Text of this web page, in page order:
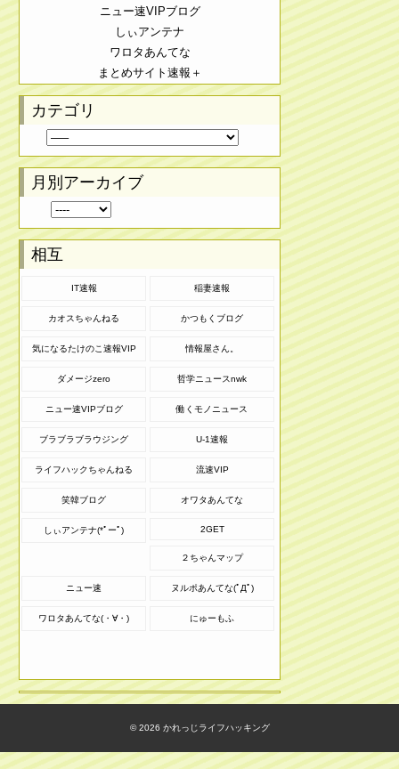
ニュー速VIPブログ
しぃアンテナ
ワロタあんてな
まとめサイト速報＋
カテゴリ
月別アーカイブ
相互
IT速報 稲妻速報
カオスちゃんねる かつもくブログ
気になるたけのこ速報VIP 情報屋さん。
ダメージzero 哲学ニュースnwk
ニュー速VIPブログ 働くモノニュース
ブラブラブラウジング U-1速報
ライフハックちゃんねる 流速VIP
笑韓ブログ オワタあんてな
しぃアンテナ(*ﾟーﾟ) 2GET
２ちゃんマップ
ニュー速 ヌルポあんてな(ﾟДﾟ)
ワロタあんてな(・∀・) にゅーもふ
© 2026 かれっじライフハッキング